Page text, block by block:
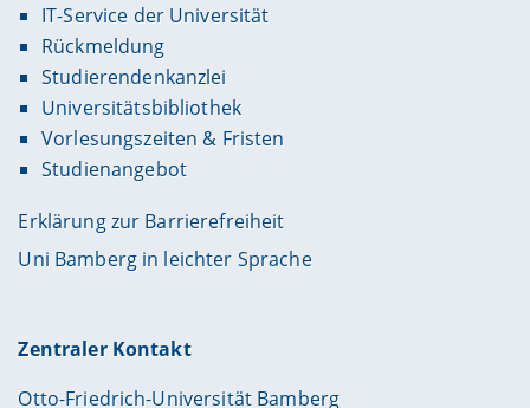
IT-Service der Universität
Rückmeldung
Studierendenkanzlei
Universitätsbibliothek
Vorlesungszeiten & Fristen
Studienangebot
Erklärung zur Barrierefreiheit
Uni Bamberg in leichter Sprache
Zentraler Kontakt
Otto-Friedrich-Universität Bamberg